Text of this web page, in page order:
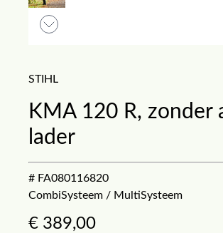
STIHL
KMA 120 R, zonder
lader
# FA080116820
CombiSysteem / MultiSysteem
€ 389,00